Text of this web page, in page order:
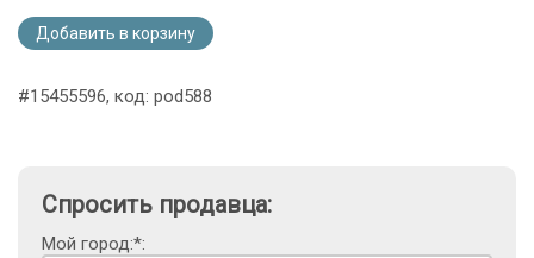
Добавить в корзину
#15455596, код: pod588
Спросить продавца:
Мой город:*: